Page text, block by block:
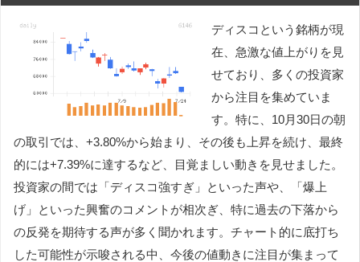
ディスコという銘柄が現
在、急激な値上がりを見
せており、多くの投資家
から注目を集めていま
す。特に、10月30日の朝
の取引では、+3.80%から始まり、その後も上昇を続け、最終
的には+7.39%に達するなど、目覚ましい動きを見せました。
投資家の間では「ディスコ強すぎ」といった声や、「爆上
げ」といった興奮のコメントが相次ぎ、特に過去の下落から
の反発を期待する声が多く聞かれます。チャート的に底打ち
した可能性が示唆される中、今後の値動きに注目が集まって